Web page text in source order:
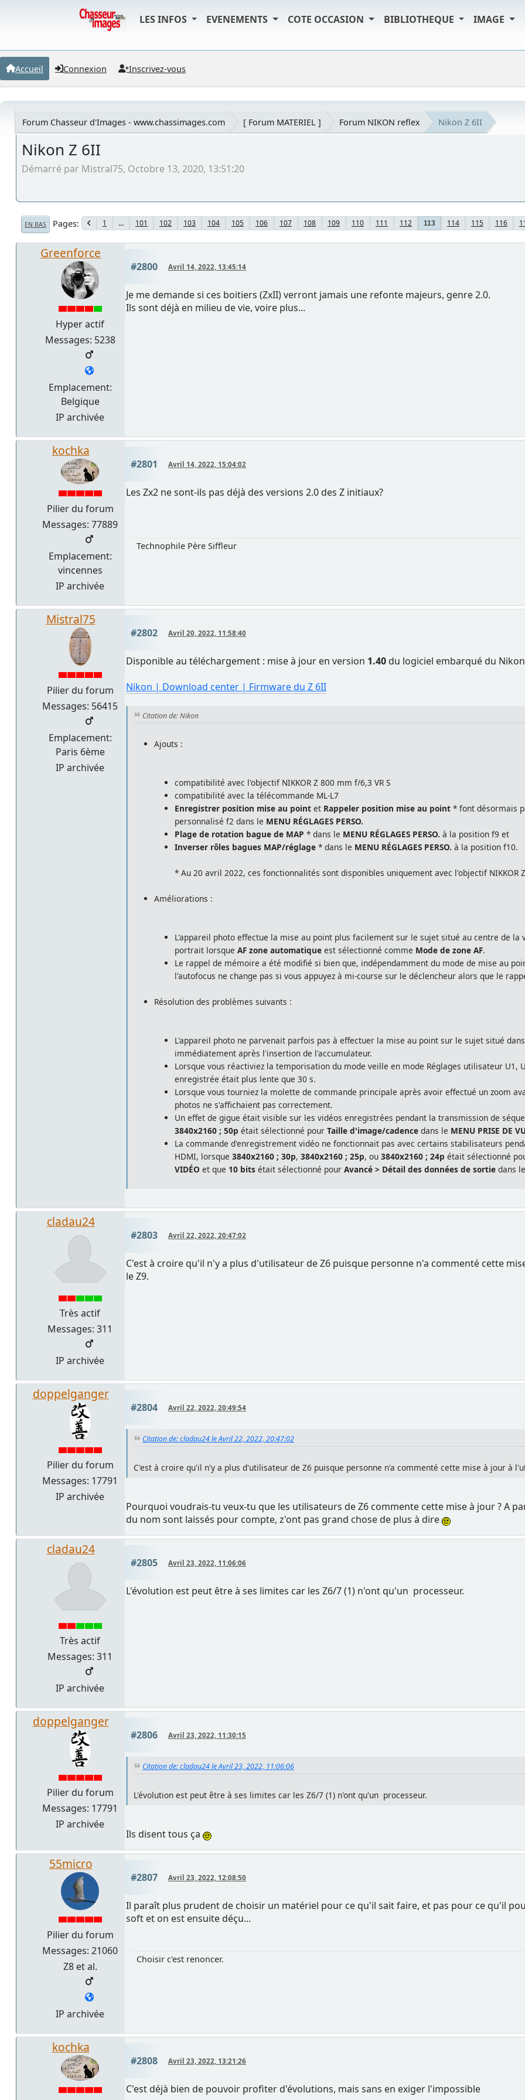
LES INFOS EVENEMENTS COTE OCCASION BIBLIOTHEQUE IMAGE
Accueil Connexion Inscrivez-vous
Forum Chasseur d'Images - www.chassimages.com [ Forum MATERIEL ] Forum NIKON reflex Nikon Z 6II
Nikon Z 6II
Démarré par Mistral75, Octobre 13, 2020, 13:51:20
EN BAS Pages 1 ... 101 102 103 104 105 106 107 108 109 110 111 112 113 114 115 116
Greenforce
Hyper actif
Messages: 5238
Emplacement:
Belgique
IP archivée
#2800 Avril 14, 2022, 13:45:14
Je me demande si ces boitiers (ZxII) verront jamais une refonte majeurs, genre 2.0.
Ils sont déjà en milieu de vie, voire plus...
kochka
Pilier du forum
Messages: 77889
Emplacement:
vincennes
IP archivée
#2801 Avril 14, 2022, 15:04:02
Les Zx2 ne sont-ils pas déjà des versions 2.0 des Z initiaux?
Technophile Père Siffleur
Mistral75
Pilier du forum
Messages: 56415
Emplacement:
Paris 6ème
IP archivée
#2802 Avril 20, 2022, 11:58:40
Disponible au téléchargement : mise à jour en version 1.40 du logiciel embarqué du
Nikon | Download center | Firmware du Z 6II
Citation de: Nikon
Ajouts :
compatibilité avec l'objectif NIKKOR Z 800 mm f/6,3 VR S
compatibilité avec la télécommande ML-L7
Enregistrer position mise au point et Rappeler position mise au point * font désormais
personnalisé f2 dans le MENU RÉGLAGES PERSO.
Plage de rotation bague de MAP * dans le MENU RÉGLAGES PERSO. à la position f9 et
Inverser rôles bagues MAP/réglage * dans le MENU RÉGLAGES PERSO. à la position f10.
* Au 20 avril 2022, ces fonctionnalités sont disponibles uniquement avec l'objectif NIKKOR
Améliorations :
L'appareil photo effectue la mise au point plus facilement sur le sujet situé au centre de
portrait lorsque AF zone automatique est sélectionné comme Mode de zone AF.
Le rappel de mémoire a été modifié si bien que, indépendamment du mode de mise au
l'autofocus ne change pas si vous appuyez à mi-course sur le déclencheur alors que le
Résolution des problèmes suivants :
L'appareil photo ne parvenait parfois pas à effectuer la mise au point sur le sujet situé
immédiatement après l'insertion de l'accumulateur.
Lorsque vous réactiviez la temporisation du mode veille en mode Réglages utilisateur U1,
enregistrée était plus lente que 30 s.
Lorsque vous tourniez la molette de commande principale après avoir effectué un zoom
photos ne s'affichaient pas correctement.
Un effet de gigue était visible sur les vidéos enregistrées pendant la transmission de
3840x2160 ; 50p était sélectionné pour Taille d'image/cadence dans le MENU PRISE DE
La commande d'enregistrement vidéo ne fonctionnait pas avec certains stabilisateurs
HDMI, lorsque 3840x2160 ; 30p, 3840x2160 ; 25p, ou 3840x2160 ; 24p était sélectionné
VIDÉO et que 10 bits était sélectionné pour Avancé > Détail des données de sortie dans le
cladau24
Très actif
Messages: 311
IP archivée
#2803 Avril 22, 2022, 20:47:02
C'est à croire qu'il n'y a plus d'utilisateur de Z6 puisque personne n'a commenté cette
le Z9.
doppelganger
Pilier du forum
Messages: 17791
IP archivée
#2804 Avril 22, 2022, 20:49:54
Citation de: cladau24 le Avril 22, 2022, 20:47:02
C'est à croire qu'il n'y a plus d'utilisateur de Z6 puisque personne n'a commenté cette mise à jour à
Pourquoi voudrais-tu veux-tu que les utilisateurs de Z6 commente cette mise à jour ? A
du nom sont laissés pour compte, z'ont pas grand chose de plus à dire
cladau24
Très actif
Messages: 311
IP archivée
#2805 Avril 23, 2022, 11:06:06
L'évolution est peut être à ses limites car les Z6/7 (1) n'ont qu'un processeur.
doppelganger
Pilier du forum
Messages: 17791
IP archivée
#2806 Avril 23, 2022, 11:30:15
Citation de: cladau24 le Avril 23, 2022, 11:06:06
L'évolution est peut être à ses limites car les Z6/7 (1) n'ont qu'un processeur.
Ils disent tous ça
55micro
Pilier du forum
Messages: 21060
Z8 et al.
IP archivée
#2807 Avril 23, 2022, 12:08:50
Il paraît plus prudent de choisir un matériel pour ce qu'il sait faire, et pas pour ce qu'il
soft et on est ensuite déçu...
Choisir c'est renoncer.
kochka
#2808 Avril 23, 2022, 13:21:26
C'est déjà bien de pouvoir profiter d'évolutions, mais sans en exiger l'impossible